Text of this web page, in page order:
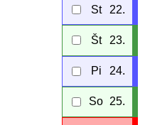
St 22.
Št 23.
Pi 24.
So 25.